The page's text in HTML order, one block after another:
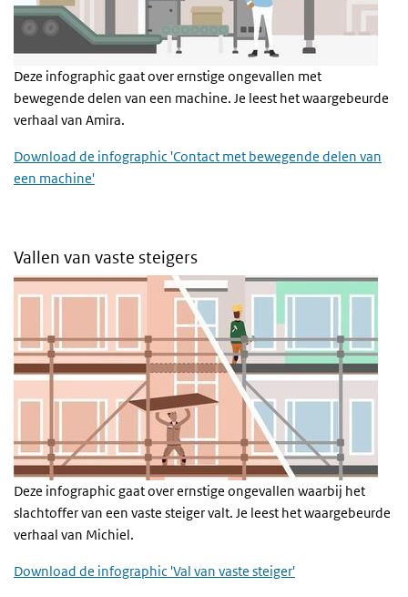
Deze infographic gaat over ernstige ongevallen met
bewegende delen van een machine. Je leest het waargebeurde
verhaal van Amira.
Download de infographic 'Contact met bewegende delen van
een machine'
Vallen van vaste steigers
Deze infographic gaat over ernstige ongevallen waarbij het
slachtoffer van een vaste steiger valt. Je leest het waargebeurde
verhaal van Michiel.
Download de infographic 'Val van vaste steiger'